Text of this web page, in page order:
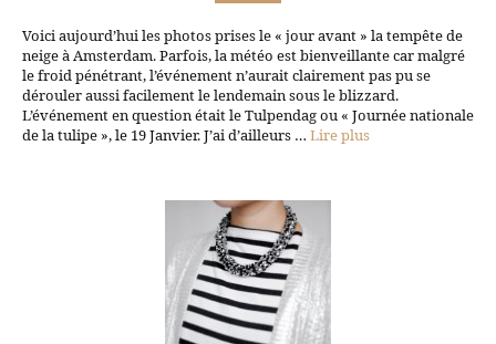
Voici aujourd’hui les photos prises le « jour avant » la tempête de
neige à Amsterdam. Parfois, la météo est bienveillante car malgré
le froid pénétrant, l’événement n’aurait clairement pas pu se
dérouler aussi facilement le lendemain sous le blizzard.
L’événement en question était le Tulpendag ou « Journée nationale
de la tulipe », le 19 Janvier. J’ai d’ailleurs … Lire plus